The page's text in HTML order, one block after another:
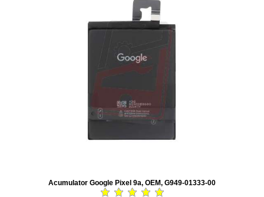
Acumulator Google Pixel 9a, OEM, G949-01333-00